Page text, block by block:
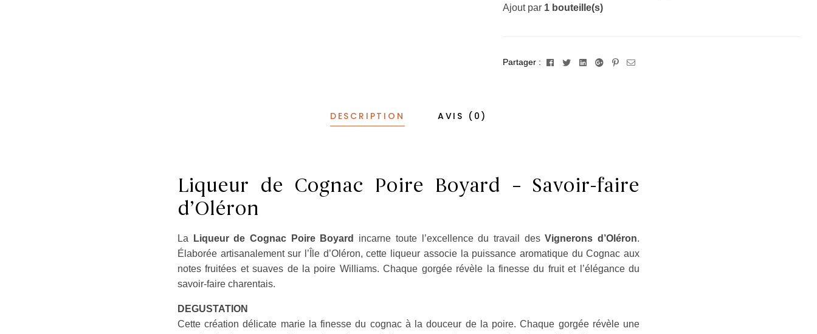
Ajout par 1 bouteille(s)
Partager : FacebookTwitterLinkedinGoogle+Pinterest
Email
DESCRIPTION AVIS (0)
Liqueur de Cognac Poire Boyard – Savoir-faire
d’Oléron
La Liqueur de Cognac Poire Boyard incarne toute l’excellence du travail desVignerons d’Oléron.
Élaborée artisanalement sur l’Île d’Oléron, cette liqueur associe la puissance aromatique du Cognac aux
notes fruitées et suaves de la poire Williams. Chaque gorgée révèle la finesse du fruit et l’élégance du
savoir-faire charentais.
DEGUSTATION
Cette création délicate marie la finesse du cognac à la douceur de la poire. Chaque gorgée révèle une